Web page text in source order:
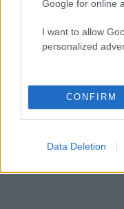
Google for online
I want to allow
personalized
CONFIRM
Data Deletion